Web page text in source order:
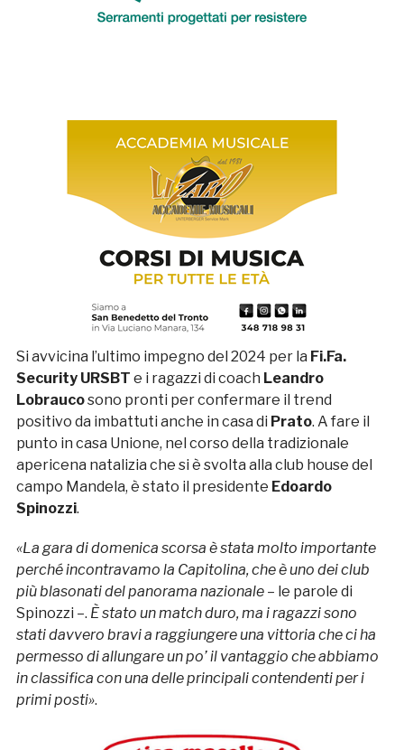
Si avvicina l’ultimo impegno del 2024 per la Fi.Fa.
Security URSBT e i ragazzi di coach Leandro
Lobraucosono pronti per confermare il trend
positivo da imbattuti anche in casa di Prato. A fare il
punto in casa Unione, nel corso della tradizionale
apericena natalizia che si è svolta alla club house del
campo Mandela, è stato il presidente Edoardo
Spinozzi.
«La gara di domenica scorsa è stata molto importante
perché incontravamo la Capitolina, che è uno dei club
più blasonati del panorama nazionale– le parole di
Spinozzi –. È stato un match duro, ma i ragazzi sono
stati davvero bravi a raggiungere una vittoria che ci ha
permesso di allungare un po’ il vantaggio che abbiamo
in classifica con una delle principali contendenti per i
primi posti».